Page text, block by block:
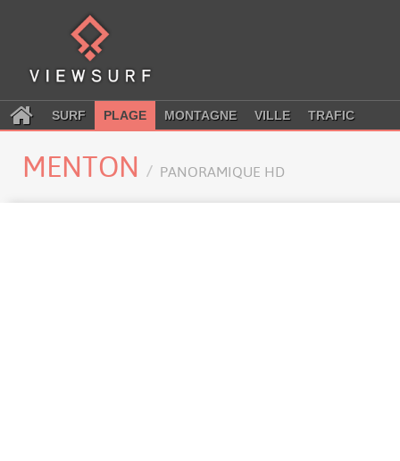
SURF PLAGE MONTAGNE VILLE TRAFIC
MENTON PANORAMIQUE HD